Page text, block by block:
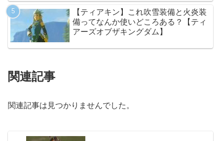
ム】
【ティアキン】これ吹雪装備と火炎装
備ってなんか使いどころある？【ティ
アーズオブザキングダム】
関連記事
関連記事は見つかりませんでした。